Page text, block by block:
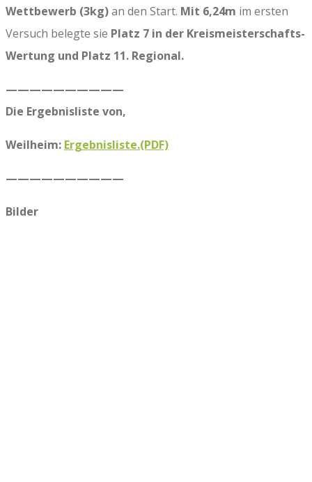
Wettbewerb (3kg)an den Start. Mit 6,24m im ersten
Versuch belegte sie Platz 7 in der Kreismeisterschafts-
Wertung und Platz 11. Regional.
——————————
Die Ergebnisliste von,
Weilheim: Ergebnisliste.(PDF)
——————————
Bilder